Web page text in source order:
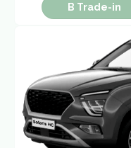
В Trade-in